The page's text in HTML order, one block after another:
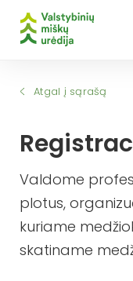
Atgal į sąrašą
Valdome
plotus,
kuriame
skatiname